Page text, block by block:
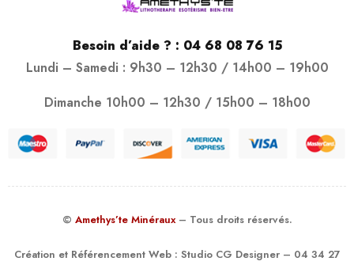
Besoin d’aide ? : 04 68 08 76 15
Lundi – Samedi : 9h30 – 12h30 / 14h00 – 19h00
Dimanche 10h00 – 12h30 / 15h00 – 18h00
© Amethys’te Minéraux – Tous droits réservés.
Création et Référencement Web : Studio CG Designer– 04 34 27